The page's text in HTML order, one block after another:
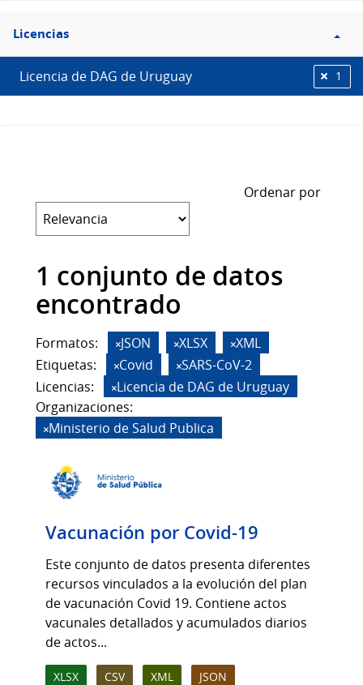
Filtro
Licencias
Licencias
Licencia de DAG de Uruguay 1
Ordenar por
1 conjunto de datos
encontrado
Formatos: JSON XLSX
XML
Etiquetas:
Covid
SARS-CoV-2
Licencias:
Licencia de DAG de Uruguay
Organizaciones:
Ministerio de Salud Publica
Vacunación por Covid-19
Este conjunto de datos presenta diferentes
recursos vinculados a la evolución del plan
de vacunación Covid 19. Contiene actos
vacunales detallados y acumulados diarios
de actos...
XLSX CSV XML JSON